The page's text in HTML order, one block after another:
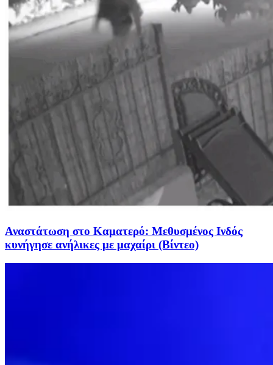
Αναστάτωση στο Καματερό: Μεθυσμένος Ινδός
κυνήγησε ανήλικες με μαχαίρι (Βίντεο)